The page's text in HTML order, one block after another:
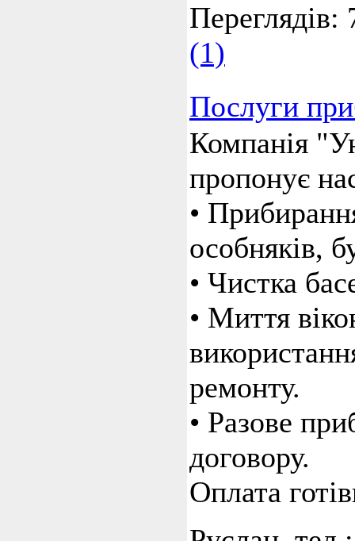
Переглядів:
(1)
Послуги
Компанія
пропонує
•
особняків,
• Чистка
• Миття
ремонту.
• Разове
договору.
Оплата